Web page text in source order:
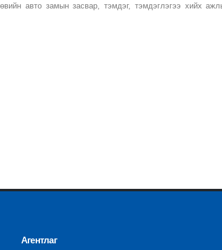
авто замын засвар, тэмдэг, тэмдэглэгээ хийх
Агентлаг